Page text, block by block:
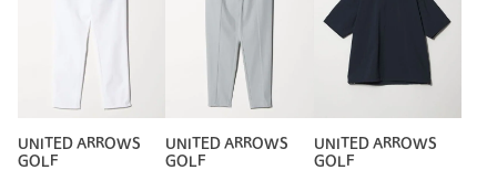
※レビューは、個人の主観による感想・体感によるもので、商品の効果や性
能を保証するものではありません。
UNITED ARROWS
GOLF
UNITED ARROWS
GOLF
UNITED ARROWS
GOLF